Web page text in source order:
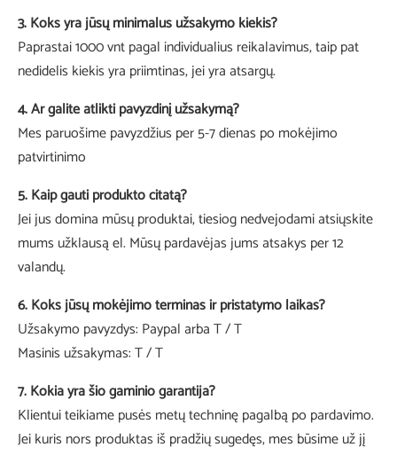
3. Koks yra jūsų minimalus užsakymo kiekis?
Paprastai 1000 vnt pagal individualius reikalavimus, taip pat
nedidelis kiekis yra priimtinas, jei yra atsargų.
4. Ar galite atlikti pavyzdinį užsakymą?
Mes paruošime pavyzdžius per 5-7 dienas po mokėjimo
patvirtinimo
5. Kaip gauti produkto citatą?
Jei jus domina mūsų produktai, tiesiog nedvejodami atsiųskite
mums užklausą el. Mūsų pardavėjas jums atsakys per 12
valandų.
6. Koks jūsų mokėjimo terminas ir pristatymo laikas?
Užsakymo pavyzdys: Paypal arba T / T
Masinis užsakymas: T / T
7. Kokia yra šio gaminio garantija?
Klientui teikiame pusės metų techninę pagalbą po pardavimo.
Jei kuris nors produktas iš pradžių sugedęs, mes būsime už jį